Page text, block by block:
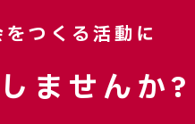
つくる活動に
ませんか?